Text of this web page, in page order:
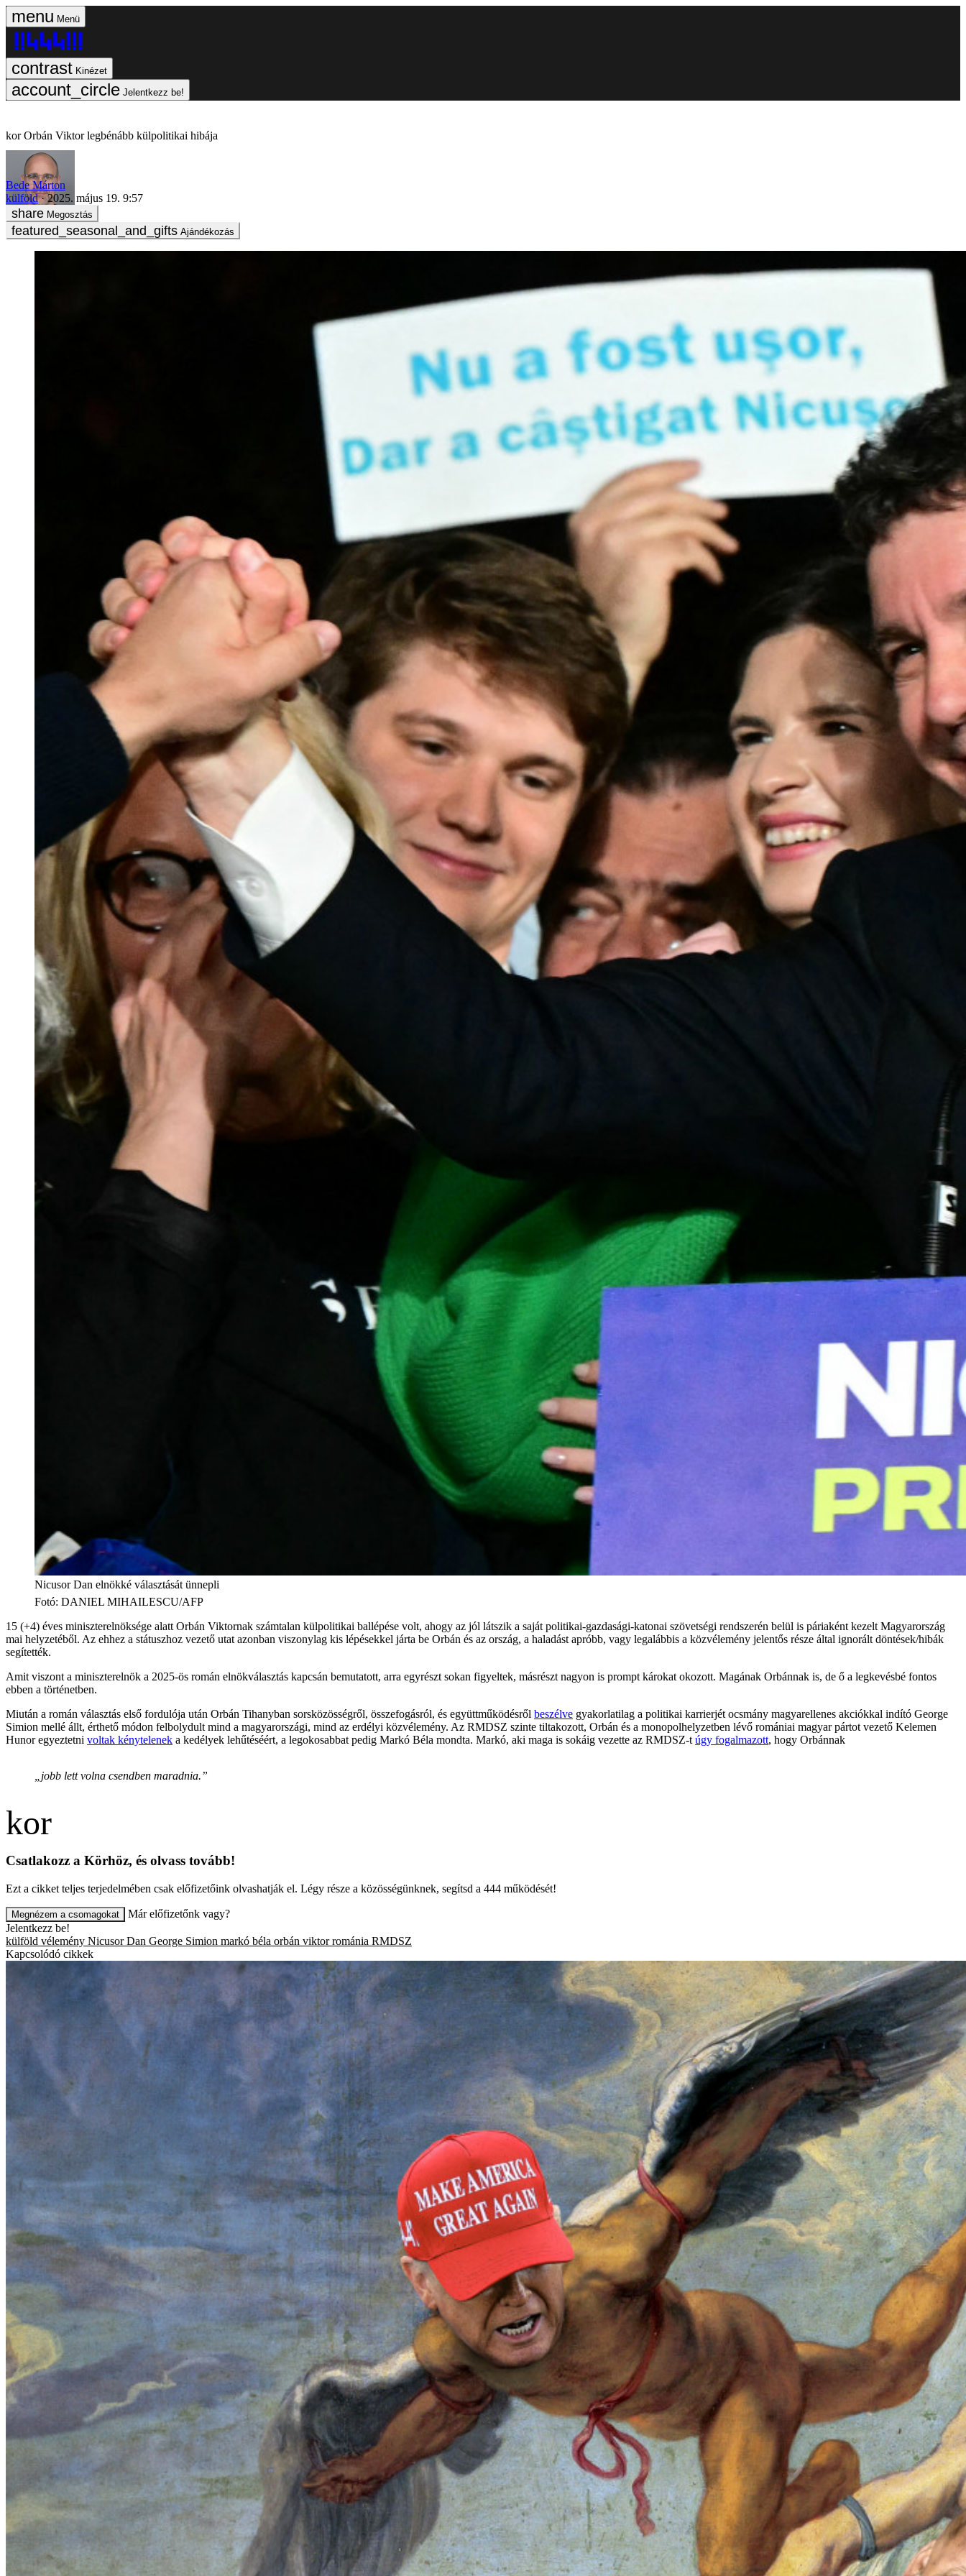
Menü
Kinézet
Jelentkezz be!
Orbán Viktor legbénább külpolitikai hibája
Bede Márton
külföld
2025. május 19. 9:57
Megosztás
Ajándékozás
Nicusor Dan elnökké választását ünnepli
Fotó: DANIEL MIHAILESCU/AFP
15 (+4) éves miniszterelnöksége alatt Orbán Viktornak számtalan külpolitikai ballépése volt, ahogy az jól látszik a saját politikai-gazdasági-katonai szövetségi rendszerén belül is páriaként kezelt Magyarország
mai helyzetéből. Az ehhez a státuszhoz vezető utat azonban viszonylag kis lépésekkel járta be Orbán és az ország, a haladást apróbb, vagy legalábbis a közvélemény jelentős része által ignorált döntések/hibák
segítették.
Amit viszont a miniszterelnök a 2025-ös román elnökválasztás kapcsán bemutatott, arra egyrészt sokan figyeltek, másrészt nagyon is prompt károkat okozott. Magának Orbánnak is, de ő a legkevésbé fontos
ebben a történetben.
Miután a román választás első fordulója után Orbán Tihanyban sorsközösségről, összefogásról, és együttműködésről beszélve gyakorlatilag a politikai karrierjét ocsmány magyarellenes akciókkal indító George
Simion mellé állt, érthető módon felbolydult mind a magyarországi, mind az erdélyi közvélemény. Az RMDSZ szinte tiltakozott, Orbán és a monopolhelyzetben lévő romániai magyar pártot vezető Kelemen
Hunor egyeztetni voltak kénytelenek a kedélyek lehűtéséért, a legokosabbat pedig Markó Béla mondta. Markó, aki maga is sokáig vezette az RMDSZ-t úgy fogalmazott, hogy Orbánnak
„jobb lett volna csendben maradnia.”
Csatlakozz a Körhöz, és olvass tovább!
Ezt a cikket teljes terjedelmében csak előfizetőink olvashatják el. Légy része a közösségünknek, segítsd a 444 működését!
Megnézem a csomagokat
Már előfizetőnk vagy?
Jelentkezz be!
külföld vélemény Nicusor Dan George Simion markó béla orbán viktor románia RMDSZ
Kapcsolódó cikkek